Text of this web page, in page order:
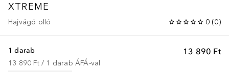
XTREME
Hajvágó olló 0 (0)
13 890 Ft
1 darab
13 890 Ft / 1 darab ÁFÁ-val